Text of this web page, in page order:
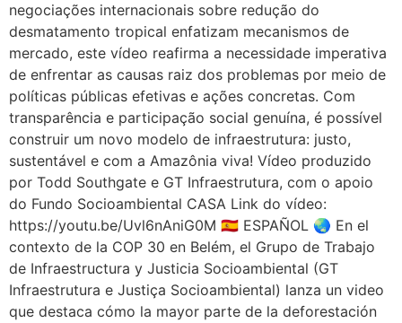
negociações internacionais sobre redução do
desmatamento tropical enfatizam mecanismos de
mercado, este vídeo reafirma a necessidade imperativa
de enfrentar as causas raiz dos problemas por meio de
políticas públicas efetivas e ações concretas. Com
transparência e participação social genuína, é possível
construir um novo modelo de infraestrutura: justo,
sustentável e com a Amazônia viva! Vídeo produzido
por Todd Southgate e GT Infraestrutura, com o apoio
do Fundo Socioambiental CASA Link do vídeo:
https://youtu.be/Uvl6nAniG0M 🇪🇸 ESPAÑOL 🌏 En el
contexto de la COP 30 en Belém, el Grupo de Trabajo
de Infraestructura y Justicia Socioambiental (GT
Infraestrutura e Justiça Socioambiental) lanza un video
que destaca cómo la mayor parte de la deforestación